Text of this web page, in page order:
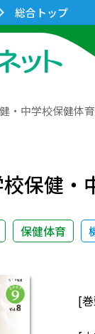
総合トップ
・中学校保健体
保健・
保健体育
[